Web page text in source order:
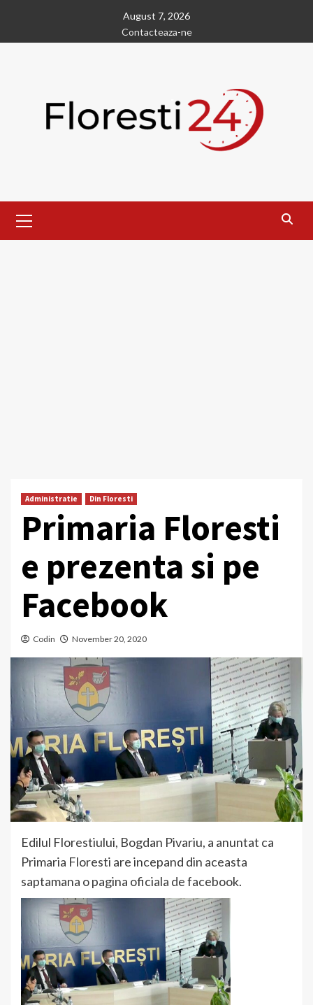
content
August 7, 2026
Contacteaza-ne
Menu
Administratie Din Floresti
Primaria Floresti
e prezenta si pe
Facebook
Codin November 20, 2020
Edilul Florestiului, Bogdan Pivariu, a anuntat ca
Primaria Floresti are incepand din aceasta
saptamana o pagina oficiala de facebook.